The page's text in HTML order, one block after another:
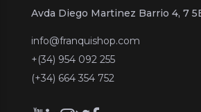
Avda Diego Martinez Barrio 4, 7
info@franquishop.com
+(34) 954 092 255
(+34) 664 354 752